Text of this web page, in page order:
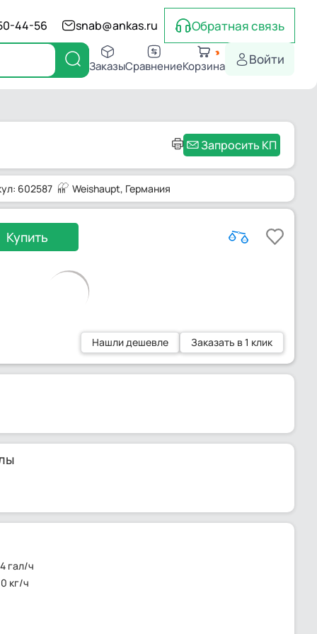
44-56 snab@ankas.ru Обратная связь
ЗаказыСравнениеКорзина Войти
Запросить КП
602587 Weishaupt, Германия
Купить
Нашли дешевле Заказать в 1 клик
гал/ч
кг/ч